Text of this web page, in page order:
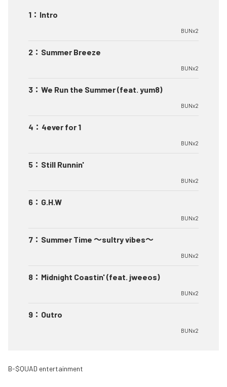
1 ： Intro
BUNx2
2 ： Summer Breeze
BUNx2
3 ： We Run the Summer (feat. yum8)
BUNx2
4 ： 4ever for 1
BUNx2
5 ： Still Runnin'
BUNx2
6 ： G.H.W
BUNx2
7 ： Summer Time 〜sultry vibes〜
BUNx2
8 ： Midnight Coastin' (feat. jweeos)
BUNx2
9 ： Outro
BUNx2
B-$QUAD entertainment